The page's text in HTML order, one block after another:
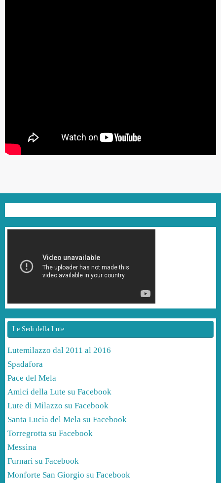
Le Sedi della Lute
Lutemilazzo dal 2011 al 2016
Spadafora
Pace del Mela
Amici della Lute su Facebook
Lute di Milazzo su Facebook
Santa Lucia del Mela su Facebook
Torregrotta su Facebook
Messina
Furnari su Facebook
Monforte San Giorgio su Facebook